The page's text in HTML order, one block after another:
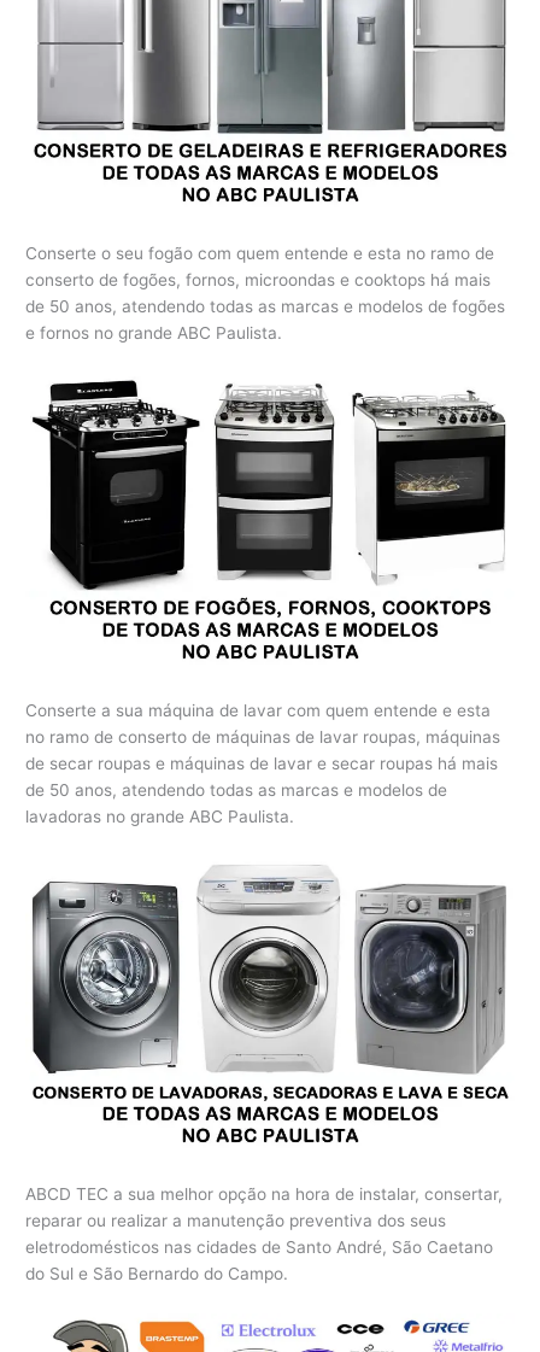
Conserte o seu fogão com quem entende e esta no ramo de
conserto de fogões, fornos, microondas e cooktops há mais
de 50 anos, atendendo todas as marcas e modelos de fogões
e fornos no grande ABC Paulista.
Conserte a sua máquina de lavar com quem entende e esta
no ramo de conserto de máquinas de lavar roupas, máquinas
de secar roupas e máquinas de lavar e secar roupas há mais
de 50 anos, atendendo todas as marcas e modelos de
lavadoras no grande ABC Paulista.
ABCD TEC a sua melhor opção na hora de instalar, consertar,
reparar ou realizar a manutenção preventiva dos seus
eletrodomésticos nas cidades de Santo André, São Caetano
do Sul e São Bernardo do Campo.